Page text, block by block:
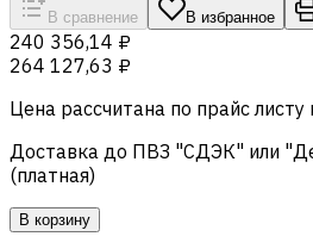
В сравнение В избранное
240 356,14 ₽
264 127,63 ₽
Цена рассчитана по прайс листу
Доставка до ПВЗ "СДЭК" или
(платная)
В корзину